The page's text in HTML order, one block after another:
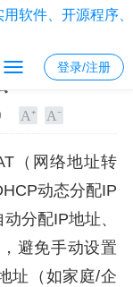
登录/注册
（网络地址转
动态分配IP
分配IP地址、
避免手动设置
址（如家庭/企